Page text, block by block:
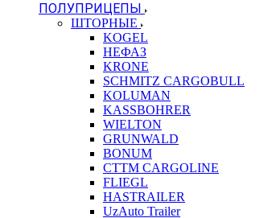
ПОЛУПРИЦЕПЫ
ШТОРНЫЕ
KOGEL
НЕФАЗ
KRONE
SCHMITZ CARGOBULL
KOLUMAN
KASSBOHRER
WIELTON
GRUNWALD
BONUM
CTTM CARGOLINE
FLIEGL
HASTRAILER
UzAuto Trailer